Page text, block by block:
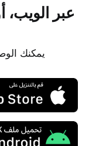
عبر الويب،
يمكنك